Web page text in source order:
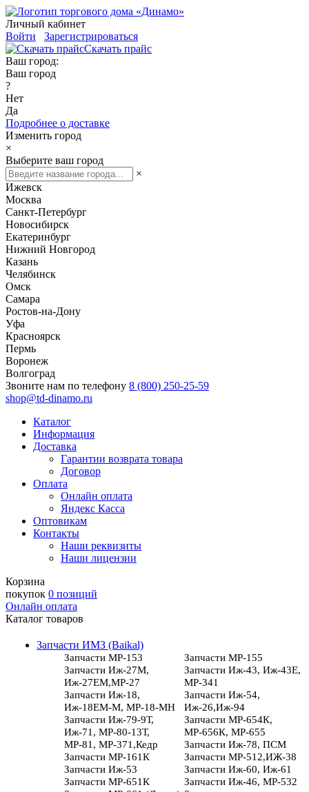
Личный кабинет
Войти
Зарегистрироваться
Скачать прайс
Ваш город:
Ваш город
?
Нет
Да
Подробнее о доставке
Изменить город
×
Выберите ваш город
×
Ижевск
Москва
Санкт-Петербург
Новосибирск
Екатеринбург
Нижний Новгород
Казань
Челябинск
Омск
Самара
Ростов-на-Дону
Уфа
Красноярск
Пермь
Воронеж
Волгоград
Звоните нам по телефону 8 (800) 250-25-59
shop@td-dinamo.ru
Каталог
Информация
Доставка
Гарантии возврата товара
Договор
Оплата
Онлайн оплата
Яндекс Касса
Оптовикам
Контакты
Наши реквизиты
Наши лицензии
Корзина
покупок 0 позиций
Онлайн оплата
Каталог товаров
Запчасти ИМЗ (Baikal)
Запчасти МР-153
Запчасти МР-155
Запчасти Иж-27М,
Иж-27ЕМ,МР-27
Запчасти Иж-43, Иж-43Е,
МР-341
Запчасти Иж-18,
Иж-18ЕМ-М, МР-18-МН
Запчасти Иж-54,
Иж-26,Иж-94
Запчасти Иж-79-9Т,
Иж-71, МР-80-13Т,
МР-81, МР-371,Кедр
Запчасти МР-654К,
МР-656К, МР-655
Запчасти Иж-78, ПСМ
Запчасти МР-161К
Запчасти МР-512,ИЖ-38
Запчасти Иж-53
Запчасти Иж-60, Иж-61
Запчасти МР-651К
Запчасти Иж-46, МР-532